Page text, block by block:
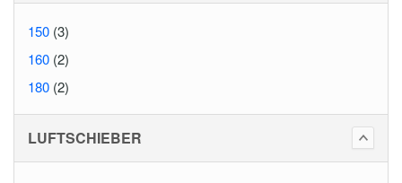
150 (3)
160 (2)
180 (2)
LUFTSCHIEBER